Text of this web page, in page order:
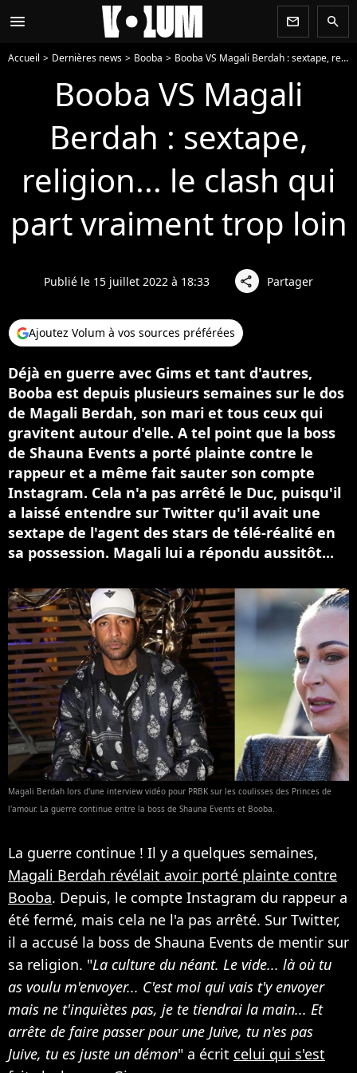
menu newsletter search
Accueil Dernières news Booba Booba VS Magali Berdah : sextape, religion... le clash qui part vraiment trop loin
Booba VS Magali
Berdah : sextape,
religion... le clash qui
part vraiment trop loin
Publié le 15 juillet 2022 à 18:33 share Partager
Ajoutez Volum à vos sources préférées
Déjà en guerre avec Gims et tant d'autres,
Booba est depuis plusieurs semaines sur le dos
de Magali Berdah, son mari et tous ceux qui
gravitent autour d'elle. A tel point que la boss
de Shauna Events a porté plainte contre le
rappeur et a même fait sauter son compte
Instagram. Cela n'a pas arrêté le Duc, puisqu'il
a laissé entendre sur Twitter qu'il avait une
sextape de l'agent des stars de télé-réalité en
sa possession. Magali lui a répondu aussitôt...
Magali Berdah lors d'une interview vidéo pour PRBK sur les coulisses des Princes de
l'amour. La guerre continue entre la boss de Shauna Events et Booba.
La guerre continue ! Il y a quelques semaines,
Magali Berdah révélait avoir porté plainte contre
Booba. Depuis, le compte Instagram du rappeur a
été fermé, mais cela ne l'a pas arrêté. Sur Twitter,
il a accusé la boss de Shauna Events de mentir sur
sa religion. "La culture du néant. Le vide... là où tu
as voulu m'envoyer... C'est moi qui vais t'y envoyer
mais ne t'inquiètes pas, je te tiendrai la main... Et
arrête de faire passer pour une Juive, tu n'es pas
Juive, tu es juste un démon" a écrit celui qui s'est